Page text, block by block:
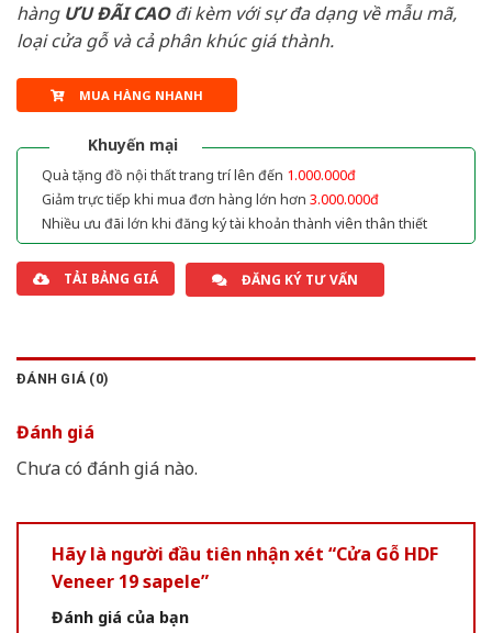
hàng ƯU ĐÃI CAOđi kèm với sự đa dạng về mẫu mã,
loại cửa gỗ và cả phân khúc giá thành.
MUA HÀNG NHANH
Khuyến mại
Quà tặng đồ nội thất trang trí lên đến 1.000.000đ
Giảm trực tiếp khi mua đơn hàng lớn hơn 3.000.000đ
Nhiều ưu đãi lớn khi đăng ký tài khoản thành viên thân thiết
TẢI BẢNG GIÁ ĐĂNG KÝ TƯ VẤN
ĐÁNH GIÁ (0)
Đánh giá
Chưa có đánh giá nào.
Hãy là người đầu tiên nhận xét “Cửa Gỗ HDF
Veneer 19 sapele”
Đánh giá của bạn